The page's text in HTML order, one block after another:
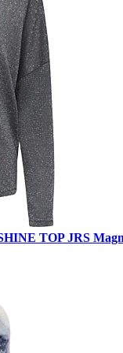
TOP JRS